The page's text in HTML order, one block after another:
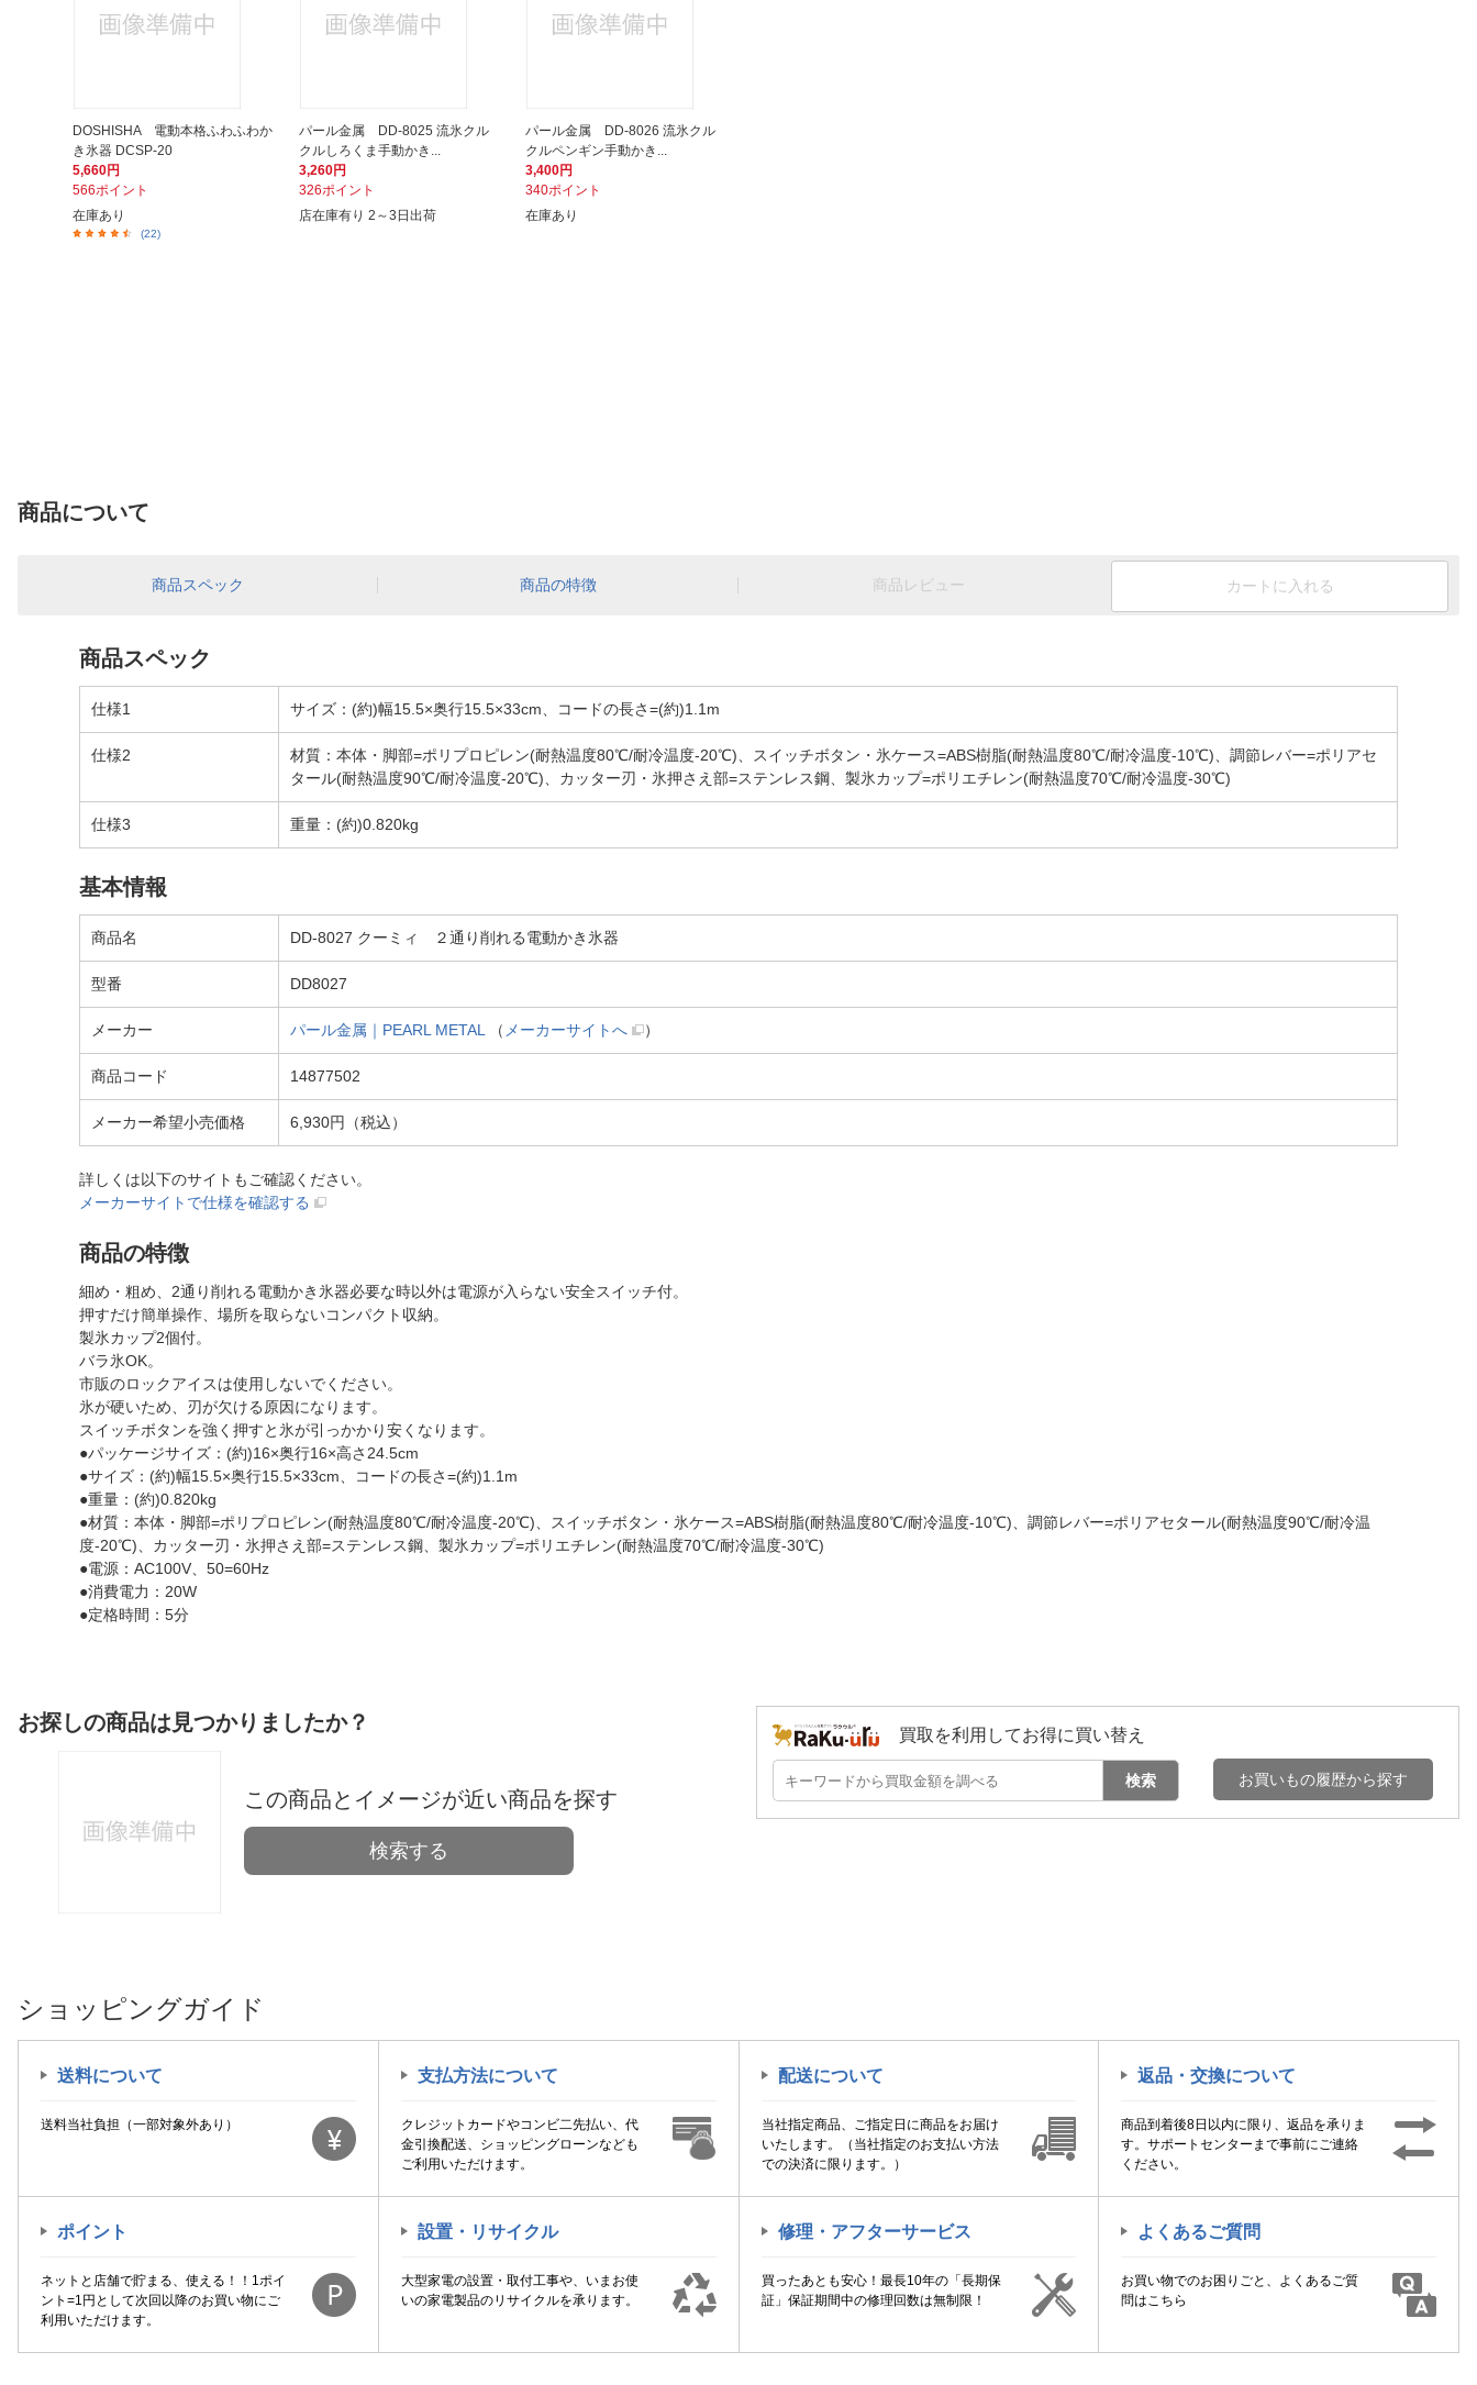
DOSHISHA 電動本格ふわふわか
き氷器 DCSP-20
5,660円
566ポイント
在庫あり
(22)
パール金属 DD-8025 流氷クル
クルしろくま手動かき...
3,260円
326ポイント
店在庫有り 2～3日出荷
パール金属 DD-8026 流氷クル
クルペンギン手動かき...
3,400円
340ポイント
在庫あり
商品について
カートに入れる
商品スペック 商品の特徴 商品レビュー
商品スペック
仕様1 サイズ：(約)幅15.5×奥行15.5×33cm、コードの長さ=(約)1.1m
仕様2
材質：本体・脚部=ポリプロピレン(耐熱温度80℃/耐冷温度-20℃)、スイッチボタン・氷ケース=ABS樹脂(耐熱温度80℃/耐冷温度-10℃)、調節レバー=ポリアセ
タール(耐熱温度90℃/耐冷温度-20℃)、カッター刃・氷押さえ部=ステンレス鋼、製氷カップ=ポリエチレン(耐熱温度70℃/耐冷温度-30℃)
仕様3 重量：(約)0.820kg
基本情報
商品名 DD-8027 クーミィ ２通り削れる電動かき氷器
型番 DD8027
メーカー パール金属｜PEARL METAL （ メーカーサイトへ ）
商品コード 14877502
メーカー希望小売価格 6,930円（税込）
詳しくは以下のサイトもご確認ください。
メーカーサイトで仕様を確認する
商品の特徴
細め・粗め、2通り削れる電動かき氷器必要な時以外は電源が入らない安全スイッチ付。
押すだけ簡単操作、場所を取らないコンパクト収納。
製氷カップ2個付。
バラ氷OK。
市販のロックアイスは使用しないでください。
氷が硬いため、刃が欠ける原因になります。
スイッチボタンを強く押すと氷が引っかかり安くなります。
●パッケージサイズ：(約)16×奥行16×高さ24.5cm
●サイズ：(約)幅15.5×奥行15.5×33cm、コードの長さ=(約)1.1m
●重量：(約)0.820kg
●材質：本体・脚部=ポリプロピレン(耐熱温度80℃/耐冷温度-20℃)、スイッチボタン・氷ケース=ABS樹脂(耐熱温度80℃/耐冷温度-10℃)、調節レバー=ポリアセタール(耐熱温度90℃/耐冷温
度-20℃)、カッター刃・氷押さえ部=ステンレス鋼、製氷カップ=ポリエチレン(耐熱温度70℃/耐冷温度-30℃)
●電源：AC100V、50=60Hz
●消費電力：20W
●定格時間：5分
お探しの商品は見つかりましたか？
この商品とイメージが近い商品を探す
検索する
買取を利用してお得に買い替え
検索 お買いもの履歴から探す
ショッピングガイド
送料について
送料当社負担（一部対象外あり）
支払方法について
クレジットカードやコンビ二先払い、代
金引換配送、ショッピングローンなども
ご利用いただけます。
配送について
当社指定商品、ご指定日に商品をお届け
いたします。（当社指定のお支払い方法
での決済に限ります。）
返品・交換について
商品到着後8日以内に限り、返品を承りま
す。サポートセンターまで事前にご連絡
ください。
ポイント
ネットと店舗で貯まる、使える！！1ポイ
ント=1円として次回以降のお買い物にご
利用いただけます。
設置・リサイクル
大型家電の設置・取付工事や、いまお使
いの家電製品のリサイクルを承ります。
修理・アフターサービス
買ったあとも安心！最長10年の「長期保
証」保証期間中の修理回数は無制限！
よくあるご質問
お買い物でのお困りごと、よくあるご質
問はこちら